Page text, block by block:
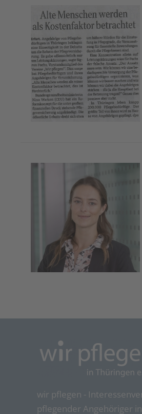
wir pflegen -
pflegender Angehöriger